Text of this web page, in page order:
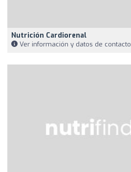
Nutrición Cardiorenal
Ver información y datos de contacto